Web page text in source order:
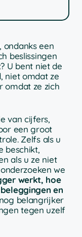
ondanks een
beslissingen
U bent niet de
niet omdat ze
omdat ze zich
van cijfers,
een groot
Zelfs als u
beschikt,
als u ze niet
we
werkt, hoe
en
belangrijker
tegen uzelf